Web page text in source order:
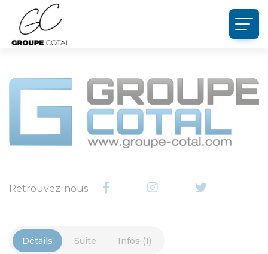
Retrouvez-nous
Détails Suite Infos (1)
Panneau de gestion des cookies